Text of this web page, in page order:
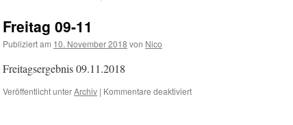
Freitag 09-11
Publiziert am 10. November 2018 von Nico
Freitagsergebnis 09.11.2018
Veröffentlicht unterArchiv | Kommentare deaktiviertfür